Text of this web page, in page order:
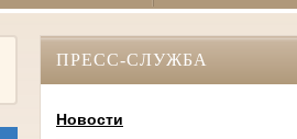
ПРЕСС-СЛУЖБА
Новости